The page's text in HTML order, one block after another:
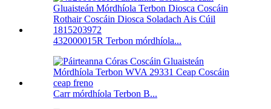
432000015R Terbon mórdhíola...
Carr mórdhíola Terbon B...